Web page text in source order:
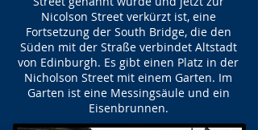
Nicolson Street verkürzt ist, eine
Fortsetzung der South Bridge, die den
Süden mit der Straße verbindet Altstadt
von Edinburgh. Es gibt einen Platz in der
Nicholson Street mit einem Garten. Im
Garten ist eine Messingsäule und ein
Eisenbrunnen.